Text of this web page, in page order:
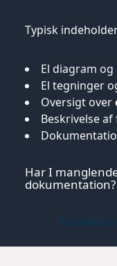
Typisk
El diagram
El tegninger
Oversigt over
Beskrivelse
Har I
dokumentation?
Kontakt